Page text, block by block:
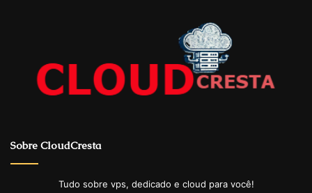
Sobre CloudCresta
Tudo sobre vps, dedicado e cloud para você!